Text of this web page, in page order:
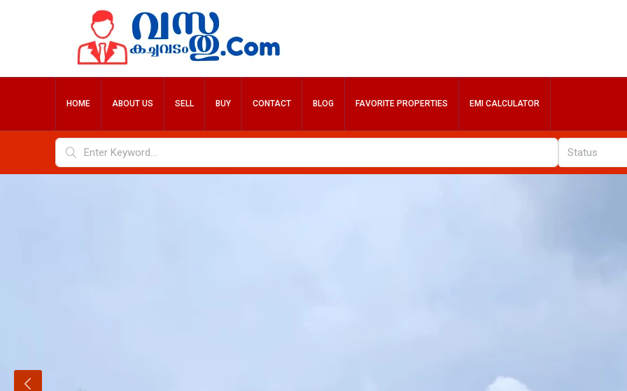
HOME ABOUT US SELL BUY CONTACT BLOG FAVORITE PROPERTIES EMI CALCULATOR
Status